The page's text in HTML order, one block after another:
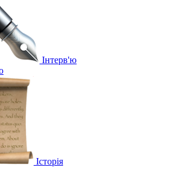
Інтерв'ю
Історія